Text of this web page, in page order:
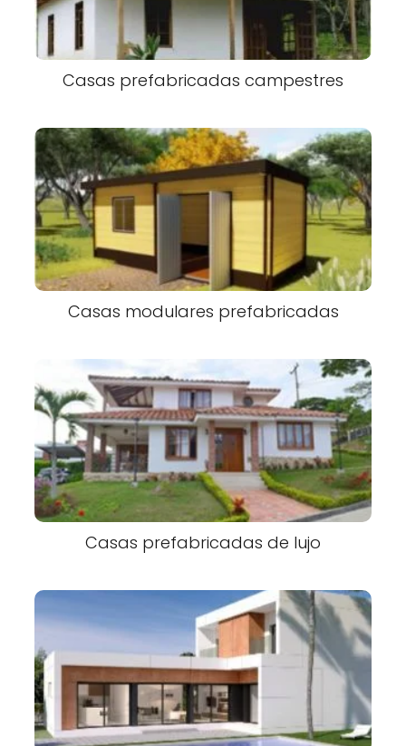
Casas prefabricadas campestres
Casas modulares prefabricadas
Casas prefabricadas de lujo